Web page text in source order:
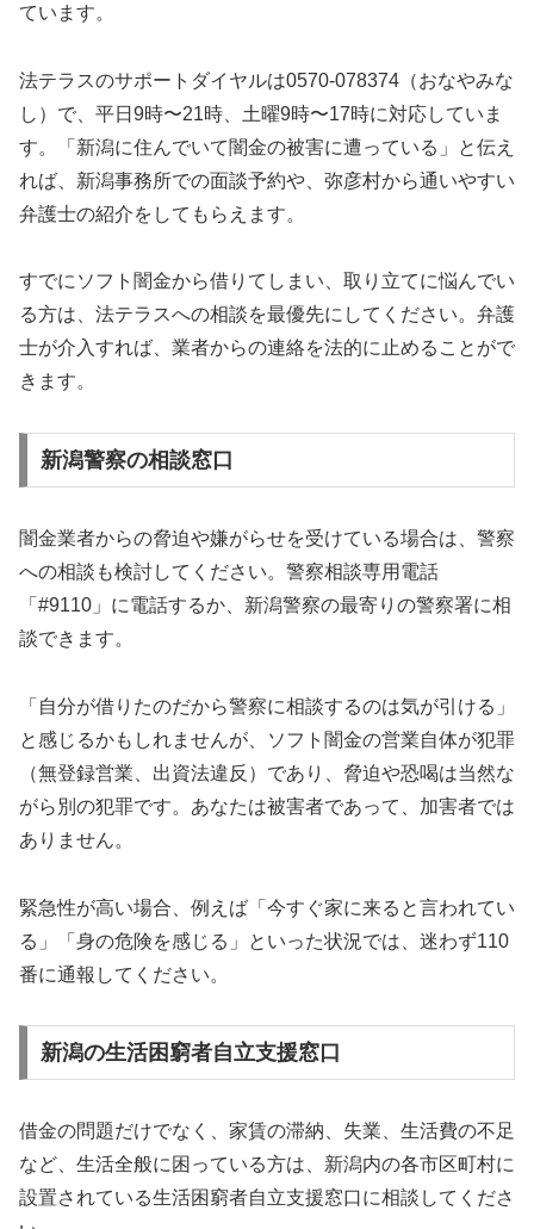
ています。
法テラスのサポートダイヤルは0570-078374（おなやみな
し）で、平日9時〜21時、土曜9時〜17時に対応していま
す。「新潟に住んでいて闇金の被害に遭っている」と伝え
れば、新潟事務所での面談予約や、弥彦村から通いやすい
弁護士の紹介をしてもらえます。
すでにソフト闇金から借りてしまい、取り立てに悩んでい
る方は、法テラスへの相談を最優先にしてください。弁護
士が介入すれば、業者からの連絡を法的に止めることがで
きます。
新潟警察の相談窓口
闇金業者からの脅迫や嫌がらせを受けている場合は、警察
への相談も検討してください。警察相談専用電話
「#9110」に電話するか、新潟警察の最寄りの警察署に相
談できます。
「自分が借りたのだから警察に相談するのは気が引ける」
と感じるかもしれませんが、ソフト闇金の営業自体が犯罪
（無登録営業、出資法違反）であり、脅迫や恐喝は当然な
がら別の犯罪です。あなたは被害者であって、加害者では
ありません。
緊急性が高い場合、例えば「今すぐ家に来ると言われてい
る」「身の危険を感じる」といった状況では、迷わず110
番に通報してください。
新潟の生活困窮者自立支援窓口
借金の問題だけでなく、家賃の滞納、失業、生活費の不足
など、生活全般に困っている方は、新潟内の各市区町村に
設置されている生活困窮者自立支援窓口に相談してくださ